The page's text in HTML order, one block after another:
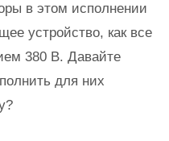
в этом исполнении
устройство, как все
380 В. Давайте
для них